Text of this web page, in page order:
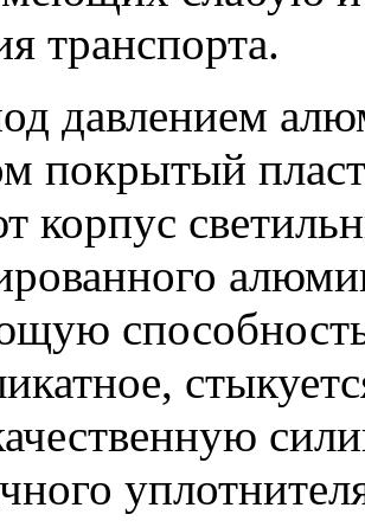
транспорта.
давлением
покрытый
корпус